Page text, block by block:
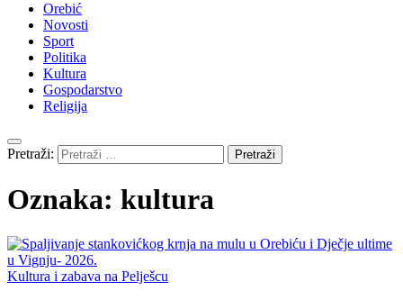
Orebić
Novosti
Sport
Politika
Kultura
Gospodarstvo
Religija
Pretraži:
Oznaka: kultura
Kultura i zabava na Pelješcu